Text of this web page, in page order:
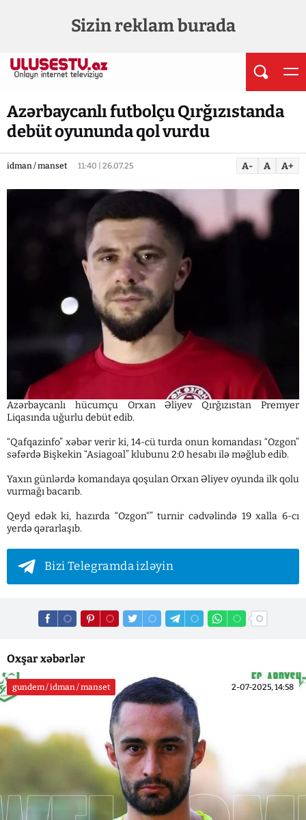
Sizin reklam burada
Azərbaycanlı futbolçu Qırğızıstanda
debüt oyununda qol vurdu
idman / manset 11:40 | 26.07.25 A- A A+
Azərbaycanlı hücumçu Orxan Əliyev Qırğızıstan Premyer
Liqasında uğurlu debüt edib.
“Qafqazinfo” xəbər verir ki, 14-cü turda onun komandası “Ozgon”
səfərdə Bişkekin “Asiagoal” klubunu 2:0 hesabı ilə məğlub edib.
Yaxın günlərdə komandaya qoşulan Orxan Əliyev oyunda ilk qolu
vurmağı bacarıb.
Qeyd edək ki, hazırda “Ozgon"” turnir cədvəlində 19 xalla 6-cı
yerdə qərarlaşıb.
Bizi Telegramda izləyin
Oxşar xəbərlər
gundem / idman / manset 2-07-2025, 14:58